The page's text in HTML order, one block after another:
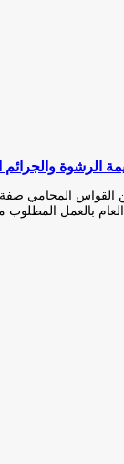
والجرائم
المحامي صفة
المطلوب